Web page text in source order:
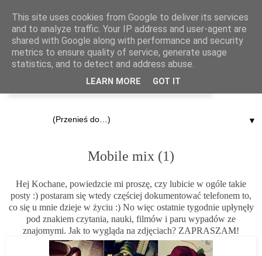
▼
Mobile mix (1)
Hej Kochane, powiedzcie mi proszę, czy lubicie w ogóle takie
posty :) postaram się wtedy częściej dokumentować telefonem to,
co się u mnie dzieje w życiu :) No więc ostatnie tygodnie upłynęły
pod znakiem czytania, nauki, filmów i paru wypadów ze
znajomymi. Jak to wygląda na zdjęciach? ZAPRASZAM!
This site uses cookies from Google to deliver its services
and to analyze traffic. Your IP address and user-agent are
shared with Google along with performance and security
metrics to ensure quality of service, generate usage
statistics, and to detect and address abuse.
LEARN MORE GOT IT